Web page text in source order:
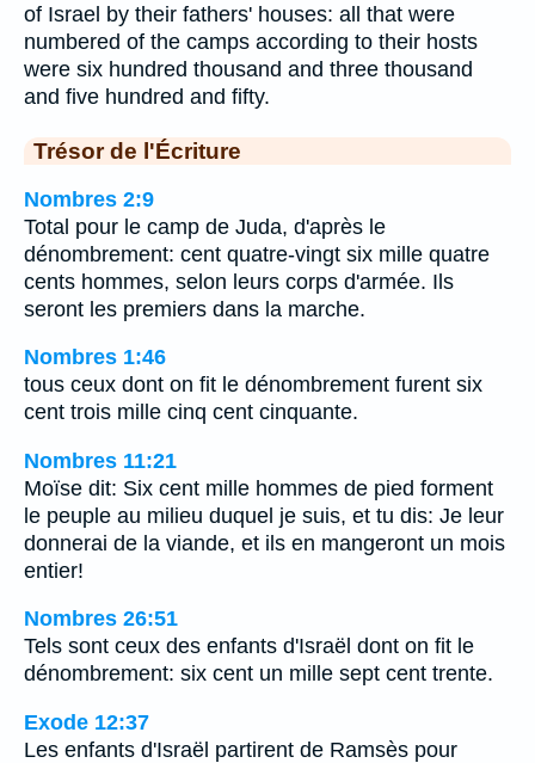
of Israel by their fathers' houses: all that were
numbered of the camps according to their hosts
were six hundred thousand and three thousand
and five hundred and fifty.
Trésor de l'Écriture
Nombres 2:9
Total pour le camp de Juda, d'après le
dénombrement: cent quatre-vingt six mille quatre
cents hommes, selon leurs corps d'armée. Ils
seront les premiers dans la marche.
Nombres 1:46
tous ceux dont on fit le dénombrement furent six
cent trois mille cinq cent cinquante.
Nombres 11:21
Moïse dit: Six cent mille hommes de pied forment
le peuple au milieu duquel je suis, et tu dis: Je leur
donnerai de la viande, et ils en mangeront un mois
entier!
Nombres 26:51
Tels sont ceux des enfants d'Israël dont on fit le
dénombrement: six cent un mille sept cent trente.
Exode 12:37
Les enfants d'Israël partirent de Ramsès pour